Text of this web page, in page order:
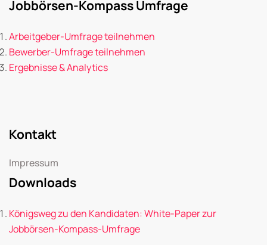
Jobbörsen-Kompass Umfrage
Arbeitgeber-Umfrage teilnehmen
Bewerber-Umfrage teilnehmen
Ergebnisse & Analytics
Kontakt
Impressum
Downloads
Königsweg zu den Kandidaten: White-Paper zur
Jobbörsen-Kompass-Umfrage